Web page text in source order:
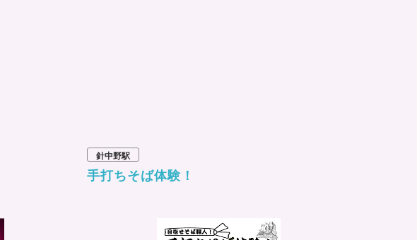
針中野駅
手打ちそば体験！